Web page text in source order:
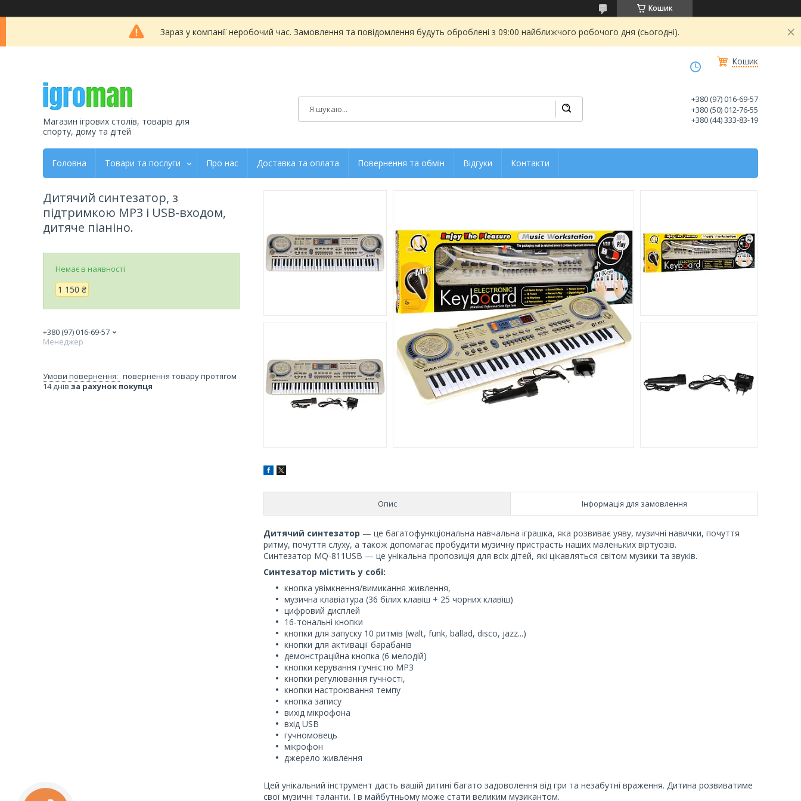
Кошик
Зараз у компанії неробочий час. Замовлення та повідомлення будуть оброблені з 09:00 найближчого робочого дня (сьогодні).
Кошик
Магазин ігрових столів, товарів для
спорту, дому та дітей
+380 (97) 016-69-57
+380 (50) 012-76-55
+380 (44) 333-83-19
Головна Товари та послуги Про нас Доставка та оплата Повернення та обмін Відгуки Контакти
Опис Інформація для замовлення
Дитячий синтезатор — це багатофункціональна навчальна іграшка, яка розвиває уяву, музичні навички, почуття
ритму, почуття слуху, а також допомагає пробудити музичну пристрасть наших маленьких віртуозів.
Синтезатор MQ-811USB — це унікальна пропозиція для всіх дітей, які цікавляться світом музики та звуків.
Синтезатор містить у собі:
кнопка увімкнення/вимикання живлення,
музична клавіатура (36 білих клавіш + 25 чорних клавіш)
цифровий дисплей
16-тональні кнопки
кнопки для запуску 10 ритмів (walt, funk, ballad, disco, jazz...)
кнопки для активації барабанів
демонстраційна кнопка (6 мелодій)
кнопки керування гучністю MP3
кнопки регулювання гучності,
кнопки настроювання темпу
кнопка запису
вихід мікрофона
вхід USB
гучномовець
мікрофон
джерело живлення
Цей унікальний інструмент дасть вашій дитині багато задоволення від гри та незабутні враження. Дитина розвиватиме
свої музичні таланти. І в майбутньому може стати великим музикантом.
Дитячий синтезатор, з
підтримкою MP3 і USB-входом,
дитяче піаніно.
Немає в наявності
1 150 ₴
+380 (97) 016-69-57
Менеджер
повернення товару протягом
14 днів за рахунок покупця